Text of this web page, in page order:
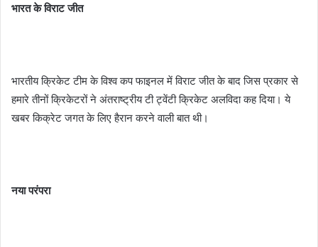
भारत के विराट जीत
भारतीय क्रिकेट टीम के विश्व कप फाइनल में विराट जीत के बाद जिस प्रकार से
हमारे तीनों क्रिकेटरों ने अंतराष्ट्रीय टी ट्वेंटी क्रिकेट अलविदा कह दिया। ये
खबर किक्रेट जगत के लिए हैरान करने वाली बात थी।
नया परंपरा